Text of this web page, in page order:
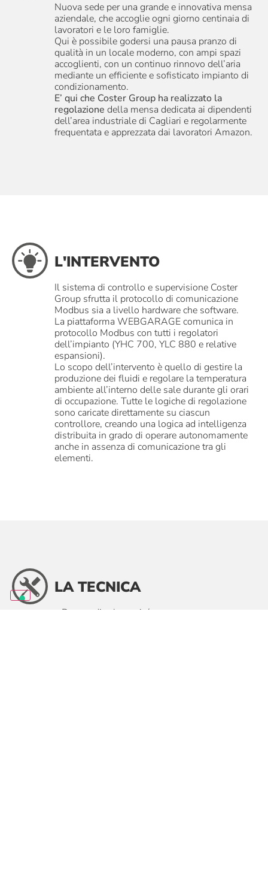
Nuova sede per una grande e innovativa mensa
aziendale, che accoglie ogni giorno centinaia di
lavoratori e le loro famiglie.
Qui è possibile godersi una pausa pranzo di
qualità in un locale moderno, con ampi spazi
accoglienti, con un continuo rinnovo dell’aria
mediante un efficiente e sofisticato impianto di
condizionamento.
E’ qui che Coster Group ha realizzato la
regolazione della mensa dedicata ai dipendenti
dell’area industriale di Cagliari e regolarmente
frequentata e apprezzata dai lavoratori Amazon.
L'INTERVENTO
Il sistema di controllo e supervisione Coster
Group sfrutta il protocollo di comunicazione
Modbus sia a livello hardware che software.
La piattaforma WEBGARAGE comunica in
protocollo Modbus con tutti i regolatori
dell’impianto (YHC 700, YLC 880 e relative
espansioni).
Lo scopo dell’intervento è quello di gestire la
produzione dei fluidi e regolare la temperatura
ambiente all’interno delle sale durante gli orari
di occupazione. Tutte le logiche di regolazione
sono caricate direttamente su ciascun
controllore, creando una logica ad intelligenza
distribuita in grado di operare autonomamente
anche in assenza di comunicazione tra gli
elementi.
LA TECNICA
• Pompa di calore aria/acqua